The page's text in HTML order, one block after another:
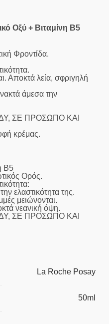
Οξύ + Βιταμίνη Β5
Φροντίδα.
Αποκτά λεία, σφριγηλή
άμεσα την
ΣΕ ΠΡΟΣΩΠΟ ΚΑΙ
κρέμας.
Β5
Ορός.
ελαστικότητα της.
μειώνονται.
νεανική όψη.
ΣΕ ΠΡΟΣΩΠΟ ΚΑΙ
La Roche Posay
50ml